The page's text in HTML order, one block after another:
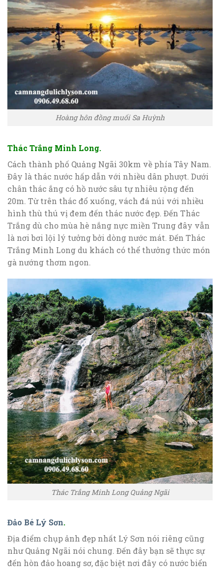
Hoàng hôn đồng muối Sa Huỳnh
Thác Trắng Minh Long.
Cách thành phố Quảng Ngãi 30km về phía Tây Nam.
Đây là thác nước hấp dẫn với nhiều dân phượt. Dưới
chân thác ắng có hồ nước sâu tự nhiêu rộng đến
20m. Từ trên thác đổ xuống, vách đá núi với nhiều
hình thù thú vị đem đến thác nước đẹp. Đến Thác
Trắng dù cho mùa hè nắng nực miền Trung đây vẫn
là nơi bơi lội lý tưởng bởi dòng nước mát. Đến Thác
Trắng Minh Long du khách có thể thưởng thức món
gà nướng thơm ngon.
Thác Trắng Minh Long Quảng Ngãi
Đảo Bé Lý Sơn.
Địa điểm chụp ảnh đẹp nhất Lý Sơn nói riêng cũng
như Quảng Ngãi nói chung. Đến đây bạn sẽ thực sự
đến hòn đảo hoang sơ, đặc biệt nơi đây có nước biển